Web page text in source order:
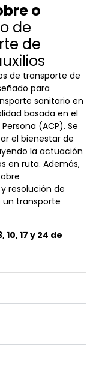
o
de
de
de transporte de
para
sanitario en
basada en el
(ACP). Se
el bienestar de
la actuación
en ruta. Además,
resolución de
un transporte
17 y 24 de